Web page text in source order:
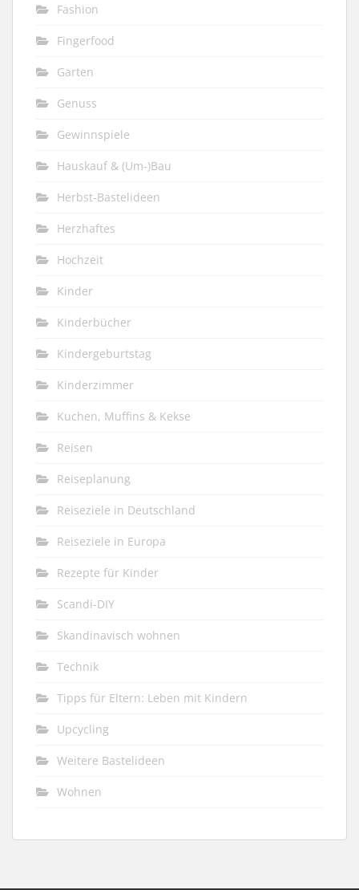
Fashion
Fingerfood
Garten
Genuss
Gewinnspiele
Hauskauf & (Um-)Bau
Herbst-Bastelideen
Herzhaftes
Hochzeit
Kinder
Kinderbücher
Kindergeburtstag
Kinderzimmer
Kuchen, Muffins & Kekse
Reisen
Reiseplanung
Reiseziele in Deutschland
Reiseziele in Europa
Rezepte für Kinder
Scandi-DIY
Skandinavisch wohnen
Technik
Tipps für Eltern: Leben mit Kindern
Upcycling
Weitere Bastelideen
Wohnen